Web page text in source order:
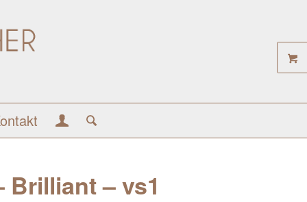
Brilliant – vs1